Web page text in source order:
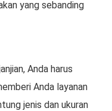
yang sebanding
Anda harus
Anda layanan
jenis dan ukuran